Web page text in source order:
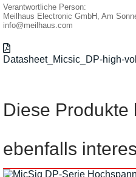
Verantwortliche Person:
Meilhaus Electronic GmbH, Am
info@meilhaus.com
Datasheet_Micsic_DP-high-
Diese Produkte
ebenfalls